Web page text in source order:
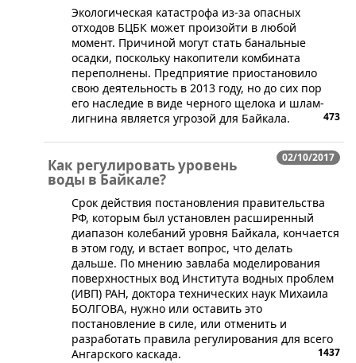
​Экологическая катастрофа из-за опасных
отходов БЦБК может произойти в любой
момент. Причиной могут стать банальные
осадки, поскольку накопители комбината
переполнены. Предприятие приостановило
свою деятельность в 2013 году, но до сих пор
его наследие в виде черного щелока и шлам-
лигнина является угрозой для Байкала.
473
02/10/2017
Как регулировать уровень
воды в Байкале?
Срок действия постановления правительства
РФ, которым был установлен расширенный
диапазон колебаний уровня Байкала, кончается
в этом году, и встает вопрос, что делать
дальше. По мнению завлаба моделирования
поверхностных вод Института водных проблем
(ИВП) РАН, доктора технических наук Михаила
БОЛГОВА, нужно или оставить это
постановление в силе, или отменить и
разработать правила регулирования для всего
Ангарского каскада.
1437